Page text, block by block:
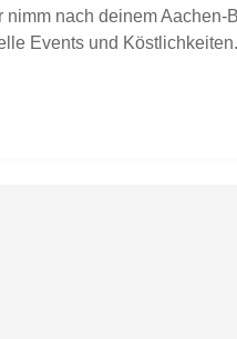
nach deinem Aachen-
Events und